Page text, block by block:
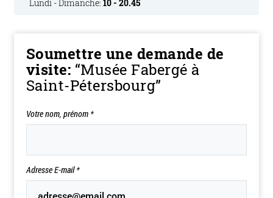
Lundi - Dimanche: 10 - 20.45
Soumettre une demande de
visite: “Musée Fabergé à
Saint-Pétersbourg”
Votre nom, prénom *
Adresse E-mail*